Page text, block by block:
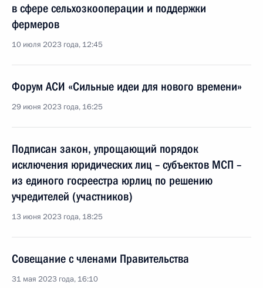
в сфере сельхозкооперации и поддержки
фермеров
10 июля 2023 года, 12:45
Форум АСИ «Сильные идеи для нового времени»
29 июня 2023 года, 16:25
Подписан закон, упрощающий порядок
исключения юридических лиц – субъектов МСП –
из единого госреестра юрлиц по решению
учредителей (участников)
13 июня 2023 года, 18:25
Совещание с членами Правительства
31 мая 2023 года, 16:10